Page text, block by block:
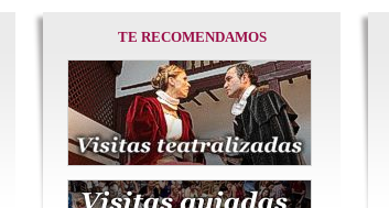
TE RECOMENDAMOS